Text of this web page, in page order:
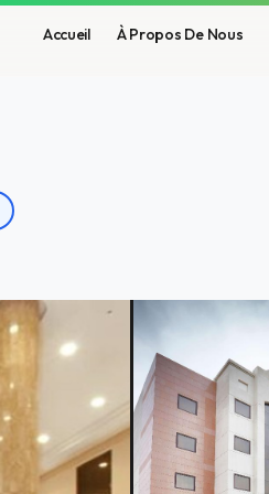
Accueil À Propos De Nous